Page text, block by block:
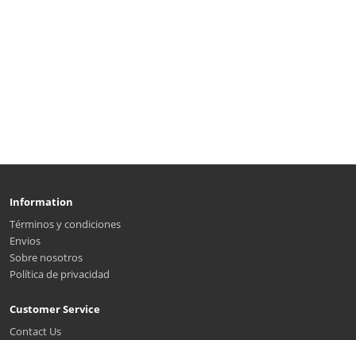
Information
Términos y condiciones
Envios
Sobre nosotros
Política de privacidad
Customer Service
Contact Us